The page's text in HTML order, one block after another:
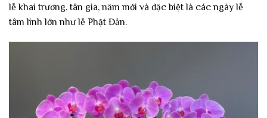
lễ khai trương, tân gia, năm mới và đặc biệt là các ngày lễ
tâm linh lớn như lễ Phật Đản.